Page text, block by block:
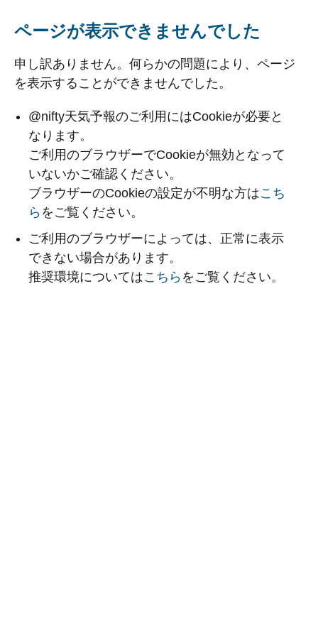
ページが表示できませんでした
申し訳ありません。何らかの問題により、ページ
を表示することができませんでした。
@nifty天気予報のご利用にはCookieが必要と
なります。
ご利用のブラウザーでCookieが無効となって
いないかご確認ください。
ブラウザーのCookieの設定が不明な方はこち
ら をご覧ください。
ご利用のブラウザーによっては、正常に表示
できない場合があります。
推奨環境についてはこちら をご覧ください。